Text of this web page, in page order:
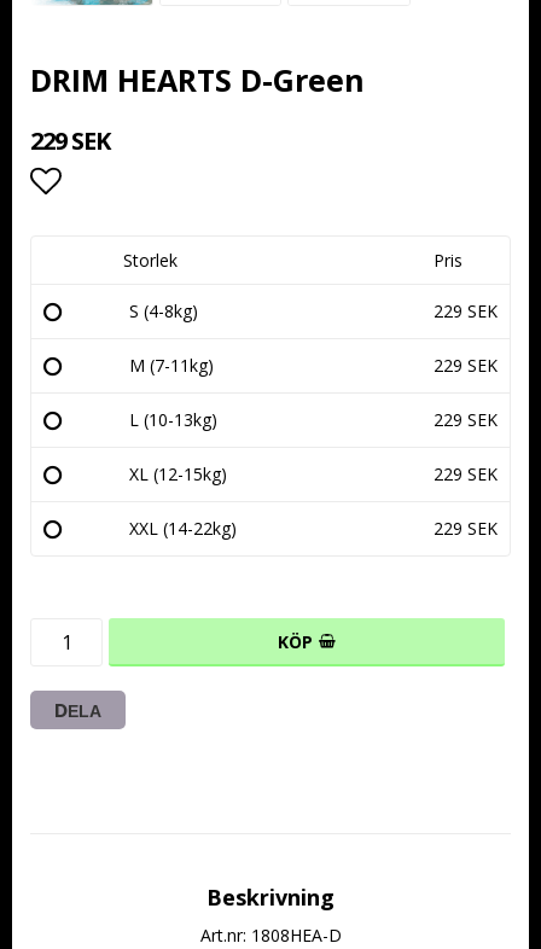
DRIM HEARTS D-Green
229 SEK
Storlek Pris
S (4-8kg) 229 SEK
M (7-11kg) 229 SEK
L (10-13kg) 229 SEK
XL (12-15kg) 229 SEK
XXL (14-22kg) 229 SEK
KÖP
DELA
Beskrivning
Art.nr: 1808HEA-D